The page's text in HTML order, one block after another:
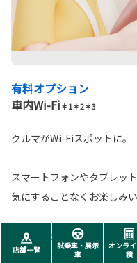
有料オプション
車内Wi-Fi＊1＊2＊3
クルマがWi-Fiスポットに。
スマートフォンやタブレッ
気にすることなくお楽しみい
＊1. Wi-Fi®接続機器は10台まで同
せん）で6GB以上の通信をした場
店舗一覧
試乗車・展示
車
オンラ
積